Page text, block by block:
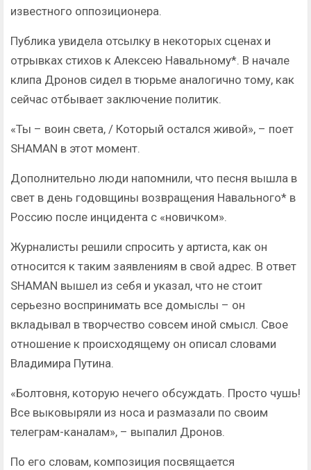
известного оппозиционера.
Публика увидела отсылку в некоторых сценах и
отрывках стихов к Алексею Навальному*. В начале
клипа Дронов сидел в тюрьме аналогично тому, как
сейчас отбывает заключение политик.
«Ты – воин света, / Который остался живой», – поет
SHAMAN в этот момент.
Дополнительно люди напомнили, что песня вышла в
свет в день годовщины возвращения Навального* в
Россию после инцидента с «новичком».
Журналисты решили спросить у артиста, как он
относится к таким заявлениям в свой адрес. В ответ
SHAMAN вышел из себя и указал, что не стоит
серьезно воспринимать все домыслы – он
вкладывал в творчество совсем иной смысл. Свое
отношение к происходящему он описал словами
Владимира Путина.
«Болтовня, которую нечего обсуждать. Просто чушь!
Все выковыряли из носа и размазали по своим
телеграм-каналам», – выпалил Дронов.
По его словам, композиция посвящается